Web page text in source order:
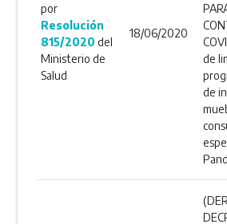
por
Resolución
815/2020 del
Ministerio de
Salud
18/06/2020
de
de